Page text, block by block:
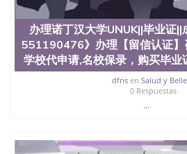
位、声誉、实习机会和影响力的
誉为美国本科教育质量的核心代
计系更是在当今美国大学教学排
业生大多可以在其所处地域的世
机会。许多硅谷公司甚至在学生
供许多相应科系的实习机会。无
(UC)，还是加州州立大学系统
都占据着加州所有大学中的地理
学座落于硅谷(Silicon Valley), 于
国的学生来此就读。其有名的科
办理诺丁汉大学UNUK||毕业证
551190476》办理【留信认证】
学校代申请,名校保录，购买毕业
dfnsen Salud y
0 Respuestas
...